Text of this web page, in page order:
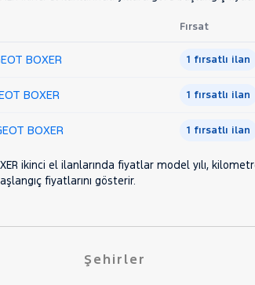
435 L4H2
TRAVELLER
Fırsat
BOXER 1 fırsatlı ilan
BOXER 1 fırsatlı ilan
BOXER 1 fırsatlı ilan
ikinci el ilanlarında fiyatlar model yılı,
fiyatlarını gösterir.
Şehirler